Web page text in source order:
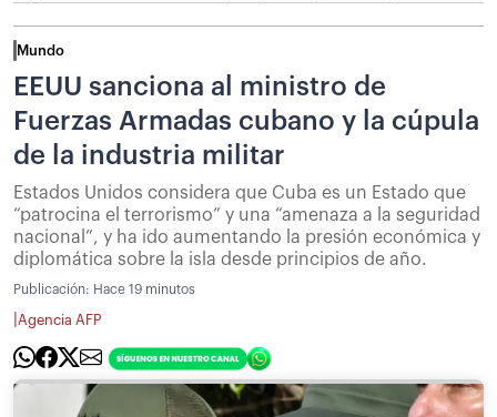
Mundo
EEUU sanciona al ministro de
Fuerzas Armadas cubano y la cúpula
de la industria militar
Estados Unidos considera que Cuba es un Estado que
“patrocina el terrorismo” y una “amenaza a la seguridad
nacional”, y ha ido aumentando la presión económica y
diplomática sobre la isla desde principios de año.
Publicación: Hace 19 minutos
Agencia AFP